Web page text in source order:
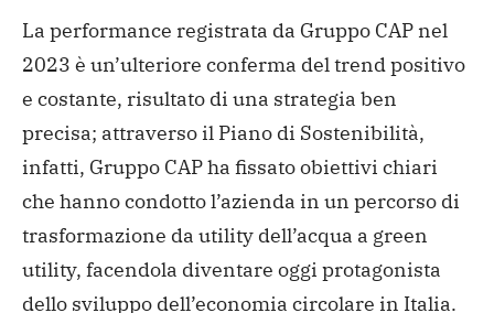
La performance registrata da Gruppo CAP nel
2023 è un’ulteriore conferma del trend positivo
e costante, risultato di una strategia ben
precisa; attraverso il Piano di Sostenibilità,
infatti, Gruppo CAP ha fissato obiettivi chiari
che hanno condotto l’azienda in un percorso di
trasformazione da utility dell’acqua a green
utility, facendola diventare oggi protagonista
dello sviluppo dell’economia circolare in Italia.